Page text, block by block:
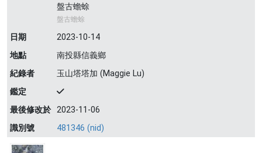
盤古蟾蜍
盤古蟾蜍
日期
2023-10-14
地點
南投縣信義鄉
紀錄者
玉山塔塔加 (Maggie Lu)
鑑定
最後修改於 2023-11-06
識別號
481346 (nid)